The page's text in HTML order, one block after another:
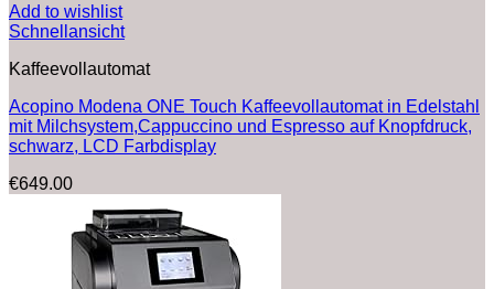
Add to wishlist
Schnellansicht
Kaffeevollautomat
Acopino Modena ONE Touch Kaffeevollautomat in Edelstahl
mit Milchsystem,Cappuccino und Espresso auf Knopfdruck,
schwarz, LCD Farbdisplay
€649.00